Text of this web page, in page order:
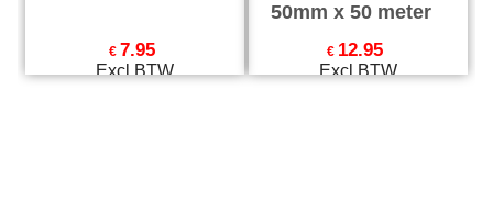
€ 7.95
Excl.BTW
50mm x 50 meter
€ 12.95
Excl.BTW